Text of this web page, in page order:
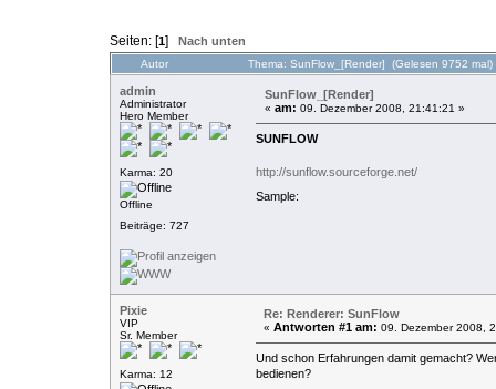
Seiten: [1] Nach unten
Autor Thema: SunFlow_[Render] (Gelesen 9752 mal)
admin
Administrator
Hero Member
Karma: 20
Offline
Beiträge: 727
SunFlow_[Render]
« am: 09. Dezember 2008, 21:41:21 »
SUNFLOW
http://sunflow.sourceforge.net/
Sample:
Pixie
VIP
Sr. Member
Karma: 12
Re: Renderer: SunFlow
« Antworten #1 am: 09. Dezember 2008,
Und schon Erfahrungen damit gemacht?
bedienen?